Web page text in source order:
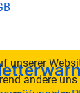
unserer
andere